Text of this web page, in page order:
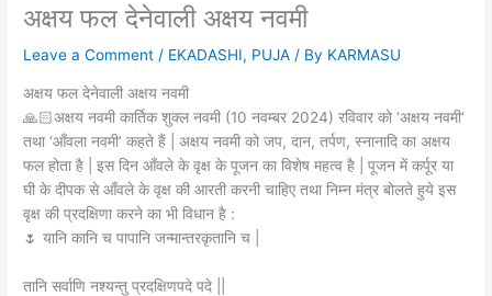
अक्षय फल देनेवाली अक्षय नवमी
Leave a Comment / EKADASHI, PUJA / By KARMASU
अक्षय फल देनेवाली अक्षय नवमी
🙏🏻अक्षय नवमी कार्तिक शुक्ल नवमी (10 नवम्बर 2024) रविवार को ‘अक्षय नवमी’
तथा ‘आँवला नवमी’ कहते हैं | अक्षय नवमी को जप, दान, तर्पण, स्नानादि का अक्षय
फल होता है | इस दिन आँवले के वृक्ष के पूजन का विशेष महत्व है | पूजन में कर्पूर या
घी के दीपक से आँवले के वृक्ष की आरती करनी चाहिए तथा निम्न मंत्र बोलते हुये इस
वृक्ष की प्रदक्षिणा करने का भी विधान है :
🌷 यानि कानि च पापानि जन्मान्तरकृतानि च |
तानि सर्वाणि नश्यन्तु प्रदक्षिणपदे पदे ||